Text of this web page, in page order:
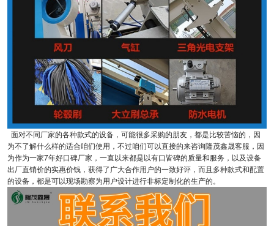
面对不同厂家的各种款式的设备，可能很多采购的朋友，都是比较苦恼的，因
为不了解什么样的适合咱们使用，不过咱们可以直接的来咨询隆茂鑫晟客服，因
为作为一家7年好口碑厂家，一直以来都是以有口皆碑的质量和服务，以及设备
出厂直销价的实惠价钱，获得了广大合作用户的一致好评，而且多种款式和配置
的设备，都是可以现场勘察为用户设计进行非标定制化的生产的。